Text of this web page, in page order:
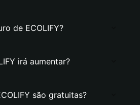
de ECOLIFY?
irá aumentar?
são gratuitas?